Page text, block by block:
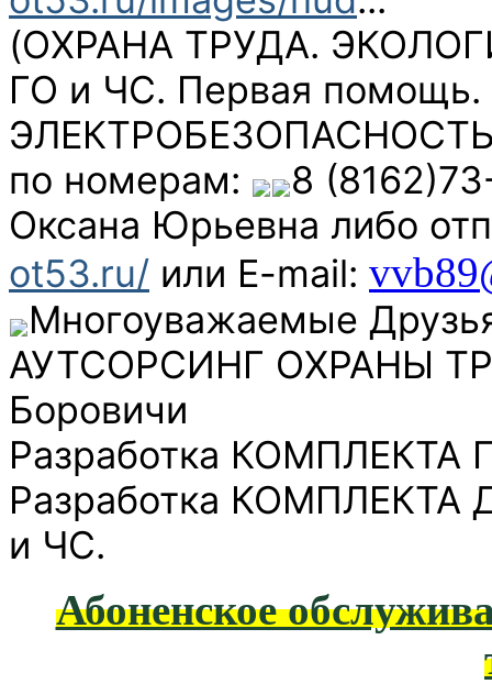
(ОХРАНА ТРУДА.
ГО и ЧС. Первая помощь.
по номерам:
8
Оксана Юрьевна либо
ot53.ru/ или E-mail:
Многоуважаемые
АУТСОРСИНГ ОХРАНЫ
Боровичи
Разработка
Разработка КОМПЛЕКТА
и ЧС.
Абоненское